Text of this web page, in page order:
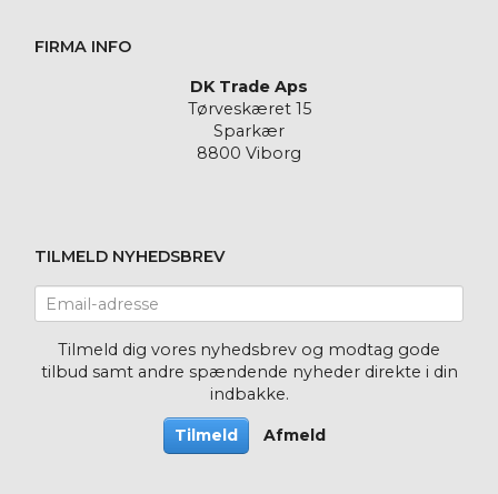
FIRMA INFO
DK Trade Aps
Tørveskæret 15
Sparkær
8800 Viborg
TILMELD NYHEDSBREV
adresse
Tilmeld dig vores nyhedsbrev og modtag gode
tilbud samt andre spændende nyheder direkte i din
indbakke.
Tilmeld Afmeld